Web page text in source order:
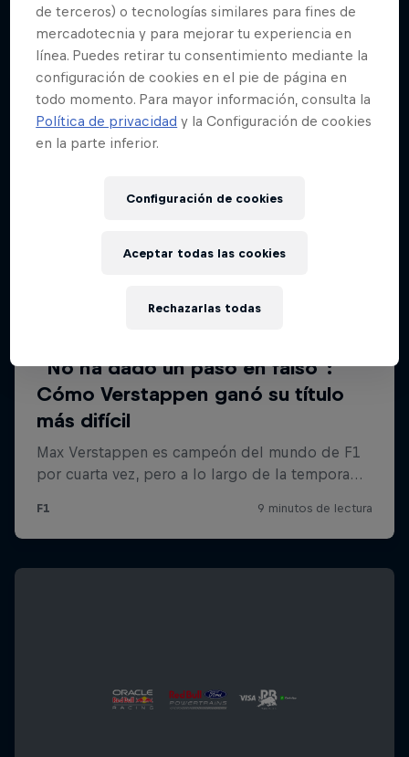
F1
de terceros) o tecnologías similares para fines de
mercadotecnia y para mejorar tu experiencia en
línea. Puedes retirar tu consentimiento mediante la
configuración de cookies en el pie de página en
todo momento. Para mayor información, consulta la
Política de privacidad y la Configuración de cookies
en la parte inferior.
Configuración de cookies
Rechazarlas todas
Aceptar todas las cookies